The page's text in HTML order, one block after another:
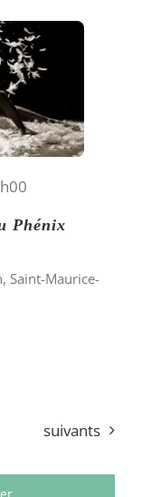
Phénix
Saint-Maurice-
Évènements
suivants